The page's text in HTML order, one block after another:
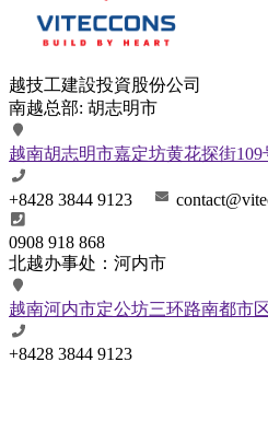
越技工建設投資股份公司
南越总部: 胡志明市
越南胡志明市嘉定坊黄花探街109
+8428 3844 9123
0908 918 868
北越办事处：河内市
越南河内市定公坊三环路南都市
+8428 3844 9123